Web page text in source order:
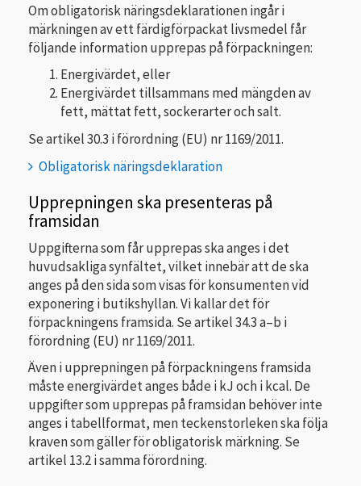
Om obligatorisk näringsdeklarationen ingår i
märkningen av ett färdigförpackat livsmedel får
följande information upprepas på förpackningen:
Energivärdet, eller
Energivärdet tillsammans med mängden av
fett, mättat fett, sockerarter och salt.
Se artikel 30.3 i förordning (EU) nr 1169/2011.
Obligatorisk näringsdeklaration
Upprepningen ska presenteras på
framsidan
Uppgifterna som får upprepas ska anges i det
huvudsakliga synfältet, vilket innebär att de ska
anges på den sida som visas för konsumenten vid
exponering i butikshyllan. Vi kallar det för
förpackningens framsida. Se artikel 34.3 a–b i
förordning (EU) nr 1169/2011.
Även i upprepningen på förpackningens framsida
måste energivärdet anges både i kJ och i kcal. De
uppgifter som upprepas på framsidan behöver inte
anges i tabellformat, men teckenstorleken ska följa
kraven som gäller för obligatorisk märkning. Se
artikel 13.2 i samma förordning.